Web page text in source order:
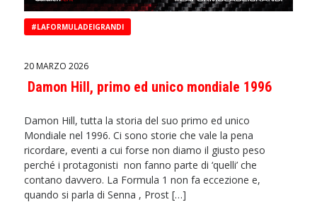
#LAFORMULADEIGRANDI
20 MARZO 2026
Damon Hill, primo ed unico mondiale 1996
Damon Hill, tutta la storia del suo primo ed unico
Mondiale nel 1996. Ci sono storie che vale la pena
ricordare, eventi a cui forse non diamo il giusto peso
perché i protagonisti non fanno parte di ‘quelli’ che
contano davvero. La Formula 1 non fa eccezione e,
quando si parla di Senna , Prost […]